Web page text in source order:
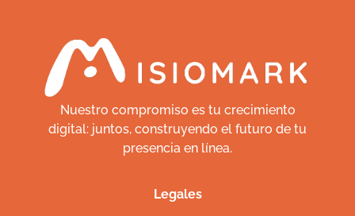
Nuestro compromiso es tu crecimiento
digital: juntos, construyendo el futuro de tu
presencia en línea.
Legales